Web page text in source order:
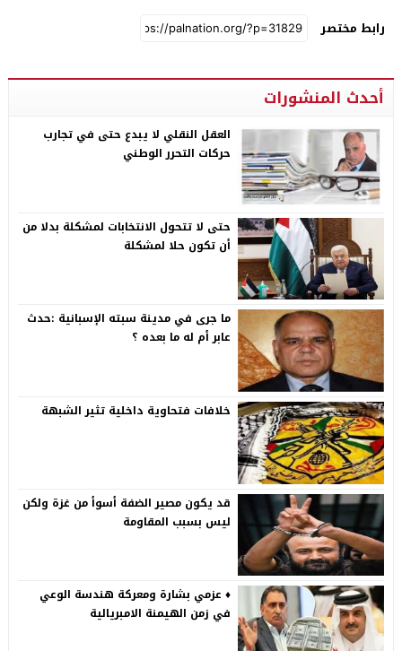
رابط مختصر
أحدث المنشورات
العقل النقلي لا يبدع حتى في تجارب
حركات التحرر الوطني
حتى لا تتحول الانتخابات لمشكلة بدلا من
أن تكون حلا لمشكلة
ما جرى في مدينة سبته الإسبانية :حدث
عابر أم له ما بعده ؟
خلافات فتحاوية داخلية تثير الشبهة
قد يكون مصير الضفة أسوأ من غزة ولكن
ليس بسبب المقاومة
♦️ عزمي بشارة ومعركة هندسة الوعي
في زمن الهيمنة الامبريالية